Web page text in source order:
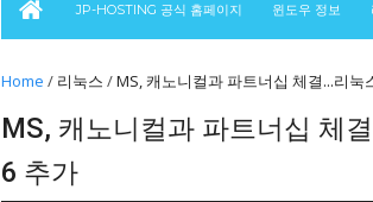
JP-HOSTING 공식 홈페이지 윈도우 정보
Home / 리눅스 /MS, 캐노니컬과 파트너십 체결...리눅
MS, 캐노니컬과 파트너십 체
6 추가